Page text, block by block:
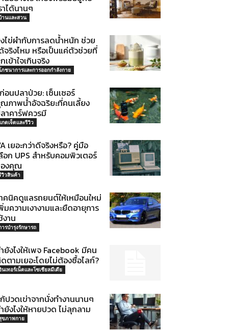
าได้นานๆ
านและสวน
ไข่ผำกับการลดน้ำหนัก ช่วย
จริงไหม หรือเป็นแค่ตัวช่วยที่
เข้าใจเกินจริง
ภชนาการและการออกกำลังกาย
อนปลาป่วย: เซ็นเซอร์
ภาพน้ำอัจฉริยะที่คนเลี้ยง
าคาร์ฟควรมี
กดเจ็ตและรีวิว
เยอะกว่าดีจริงหรือ? คู่มือ
อก UPS สำหรับคอมพิวเตอร์
งคุณ
วิวสินค้า
คนิคดูแลรถยนต์ให้เหมือนใหม่
มความเงางามและยืดอายุการ
งาน
ารบำรุงรักษารถ
ยังไงให้เพจ Facebook มีคน
ตามเยอะโดยไม่ต้องซื้อไลก์?
นเทอร์เน็ตและโซเชียลมีเดีย
ปวดเข่าจากนั่งทำงานนานๆ
ยังไงให้หายปวด ไม่ลุกลาม
ขภาพกาย